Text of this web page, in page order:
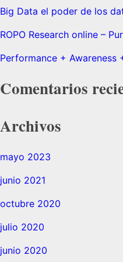
Big Data el poder de los
ROPO Research online –
Performance + Awareness
Comentarios
Archivos
mayo 2023
junio 2021
octubre 2020
julio 2020
junio 2020